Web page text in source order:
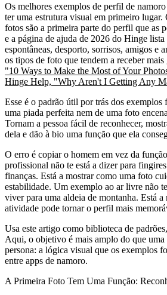
Os melhores exemplos de perfil de
ter uma estrutura visual em primeiro
fotos são a primeira parte do perfil que as
e a página de ajuda de 2026 do Hinge lista
espontâneas, desporto, sorrisos, amigos e
os tipos de foto que tendem a receber mais
"10 Ways to Make the Most of Your
Hinge Help, "Why Aren't I Getting Any
Esse é o padrão útil por trás dos exemplos
uma piada perfeita nem de uma foto
Tornam a pessoa fácil de reconhecer,
dela e dão à bio uma função que ela
O erro é copiar o homem em vez da
profissional não te está a dizer para
finanças. Está a mostrar como uma foto
estabilidade. Um exemplo ao ar livre não
viver para uma aldeia de montanha. Está
atividade pode tornar o perfil mais
Usa este artigo como biblioteca de
Aqui, o objetivo é mais amplo do que uma
persona: a lógica visual que os exemplos
entre apps de namoro.
A Primeira Foto Tem Uma Função: